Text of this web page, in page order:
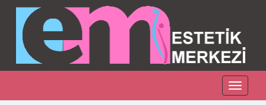
Toggle